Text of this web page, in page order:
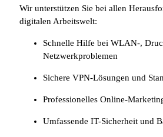
Wir unterstützen Sie bei allen
digitalen Arbeitswelt:
Schnelle Hilfe bei WLAN-,
Netzwerkproblemen
Sichere VPN-Lösungen und
Professionelles Online-
Umfassende IT-Sicherheit und